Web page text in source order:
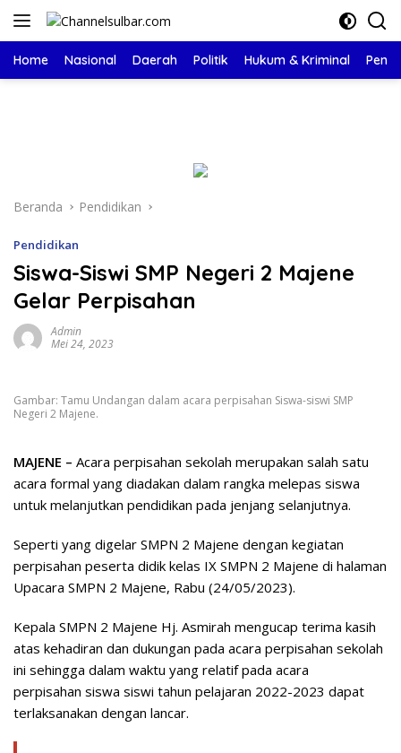
Langsung
Home Nasional Daerah Politik Hukum & Kriminal
Beranda Pendidikan
Pendidikan
Siswa-Siswi SMP Negeri 2 Majene
Gelar Perpisahan
Admin
Mei 24, 2023
Gambar: Tamu Undangan dalam acara perpisahan Siswa-siswi SMP
Negeri 2 Majene.
MAJENE – Acara perpisahan sekolah merupakan salah satu
acara formal yang diadakan dalam rangka melepas siswa
untuk melanjutkan pendidikan pada jenjang selanjutnya.
Seperti yang digelar SMPN 2 Majene dengan kegiatan
perpisahan peserta didik kelas IX SMPN 2 Majene di halaman
Upacara SMPN 2 Majene, Rabu (24/05/2023).
Kepala SMPN 2 Majene Hj. Asmirah mengucap terima kasih
atas kehadiran dan dukungan pada acara perpisahan sekolah
ini sehingga dalam waktu yang relatif pada acara
perpisahan siswa siswi tahun pelajaran 2022-2023 dapat
terlaksanakan dengan lancar.